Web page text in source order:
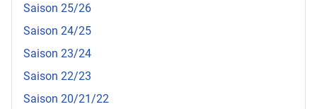
Saison 25/26
Saison 24/25
Saison 23/24
Saison 22/23
Saison 20/21/22